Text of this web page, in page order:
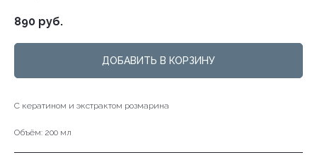
890 руб.
ДОБАВИТЬ В КОРЗИНУ
С кератином и экстрактом розмарина
Объём: 200 мл